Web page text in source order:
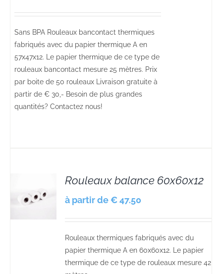
Sans BPA Rouleaux bancontact thermiques
fabriqués avec du papier thermique A en
57x47x12. Le papier thermique de ce type de
rouleaux bancontact mesure 25 mètres. Prix
par boite de 50 rouleaux Livraison gratuite à
partir de € 30,- Besoin de plus grandes
quantités? Contactez nous!
Rouleaux balance 60x60x12
à partir de € 47.50
Rouleaux thermiques fabriqués avec du
papier thermique A en 60x60x12. Le papier
thermique de ce type de rouleaux mesure 42